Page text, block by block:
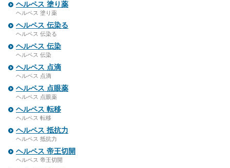
ヘルペス 塗り薬
ヘルペス 塗り薬
ヘルペス 伝染る
ヘルペス 伝染る
ヘルペス 伝染
ヘルペス 伝染
ヘルペス 点滴
ヘルペス 点滴
ヘルペス 点眼薬
ヘルペス 点眼薬
ヘルペス 転移
ヘルペス 転移
ヘルペス 抵抗力
ヘルペス 抵抗力
ヘルペス 帝王切開
ヘルペス 帝王切開